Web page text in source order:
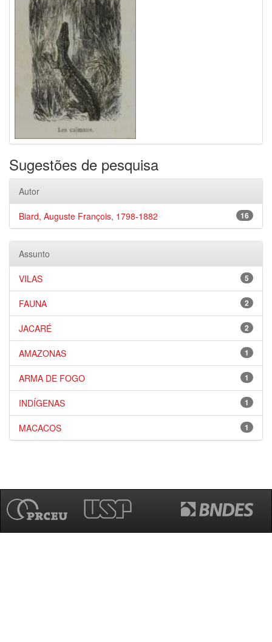
Sugestões de pesquisa
Autor
16
Biard, Auguste François, 1798-1882
Assunto
5
VILAS
2
FAUNA
2
JACARÉ
1
AMAZONAS
1
ARMA DE FOGO
1
INDÍGENAS
1
MACACOS